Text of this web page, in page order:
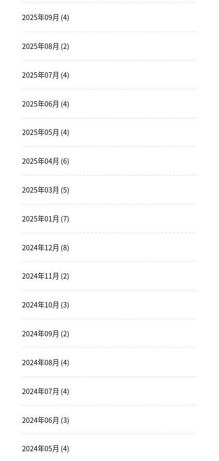
2025年09月 (4)
2025年08月 (2)
2025年07月 (4)
2025年06月 (4)
2025年05月 (4)
2025年04月 (6)
2025年03月 (5)
2025年01月 (7)
2024年12月 (8)
2024年11月 (2)
2024年10月 (3)
2024年09月 (2)
2024年08月 (4)
2024年07月 (4)
2024年06月 (3)
2024年05月 (4)